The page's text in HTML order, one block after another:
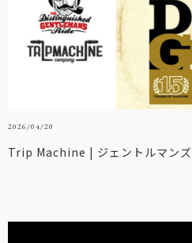
2026/04/20
Trip Machine | ジェントルマンズ